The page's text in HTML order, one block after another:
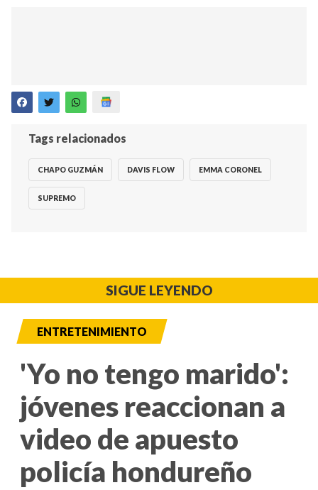
Tags relacionados
CHAPO GUZMÁN DAVIS FLOW EMMA CORONEL
SUPREMO
SIGUE LEYENDO
ENTRETENIMIENTO
'Yo no tengo marido':
jóvenes reaccionan a
video de apuesto
policía hondureño